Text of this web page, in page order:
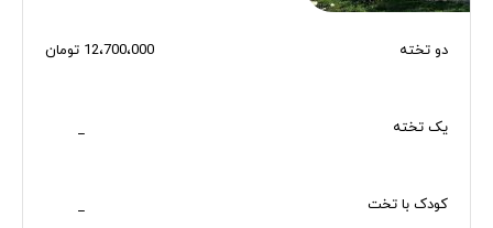
دو تخته 12،700،000 تومان
یک تخته _
کودک با تخت _